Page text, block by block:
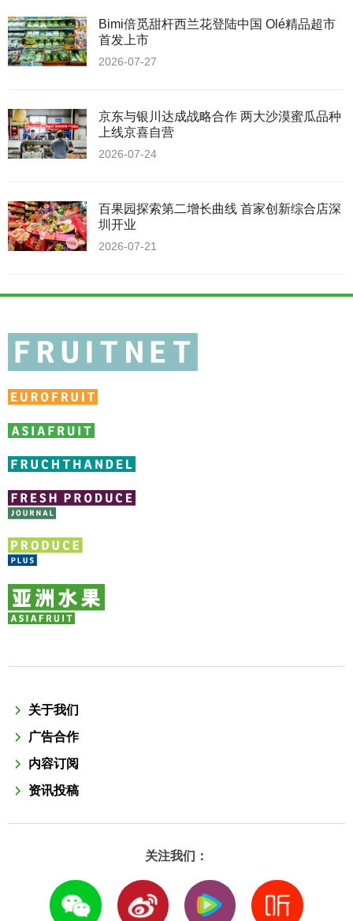
Bimi倍觅甜杆西兰花登陆中国 Olé精品超市
首发上市
2026-07-27
京东与银川达成战略合作 两大沙漠蜜瓜品种
上线京喜自营
2026-07-24
百果园探索第二增长曲线 首家创新综合店深
圳开业
2026-07-21
关于我们
广告合作
内容订阅
资讯投稿
关注我们：